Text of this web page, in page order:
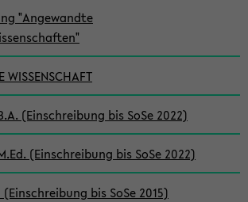
"Angewandte
WISSENSCHAFT
(Einschreibung bis SoSe 2022)
(Einschreibung bis SoSe 2022)
bis SoSe 2015)